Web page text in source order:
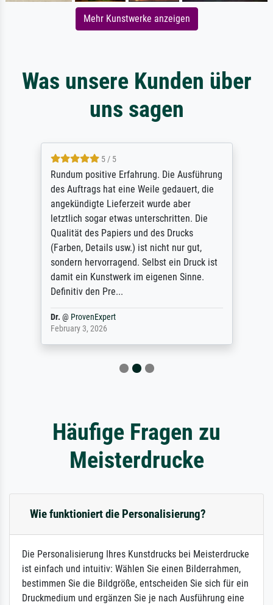
Mehr Kunstwerke anzeigen
Was unsere Kunden über
uns sagen
5 / 5
Rundum positive Erfahrung. Die Ausführung
des Auftrags hat eine Weile gedauert, die
angekündigte Lieferzeit wurde aber
letztlich sogar etwas unterschritten. Die
Qualität des Papiers und des Drucks
(Farben, Details usw.) ist nicht nur gut,
sondern hervorragend. Selbst ein Druck ist
damit ein Kunstwerk im eigenen Sinne.
Definitiv den Pre...
Dr. @ ProvenExpert
February 3, 2026
Häufige Fragen zu
Meisterdrucke
Wie funktioniert die Personalisierung?
Die Personalisierung Ihres Kunstdrucks bei Meisterdrucke
ist einfach und intuitiv: Wählen Sie einen Bilderrahmen,
bestimmen Sie die Bildgröße, entscheiden Sie sich für ein
Druckmedium und ergänzen Sie je nach Ausführung eine